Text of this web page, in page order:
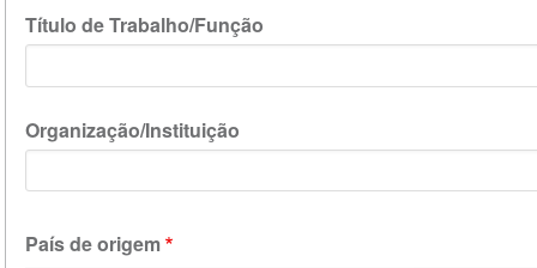
Título de Trabalho/Função
Organização/Instituição
País de origem